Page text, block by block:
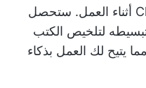
لمشاهدة ClickUp Brain أثناء العمل. ستحصل
لتلخيص الكتب
يتيح لك العمل بذكاء